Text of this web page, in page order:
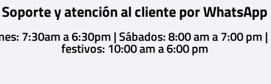
Soporte y atención al cliente por WhatsApp
7:30am a 6:30pm | Sábados: 8:00 am a 7:00 pm
festivos: 10:00 am a 6:00 pm